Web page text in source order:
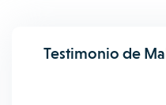
Testimonio de